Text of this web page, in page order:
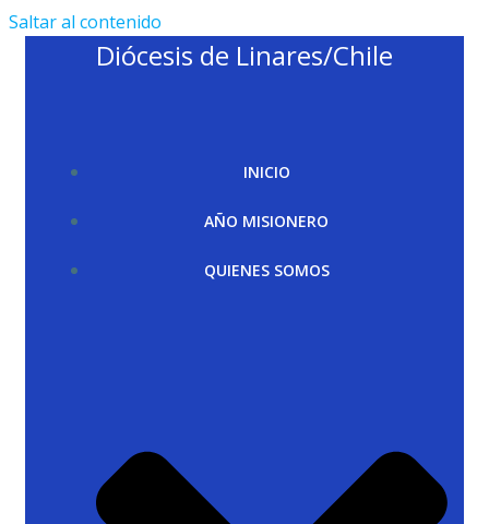
Saltar al contenido
Diócesis de Linares/Chile
INICIO
AÑO MISIONERO
QUIENES SOMOS